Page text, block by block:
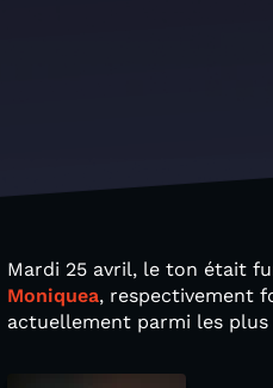
Mardi 25 avril, le ton était
Moniquea, respectivement
actuellement parmi les